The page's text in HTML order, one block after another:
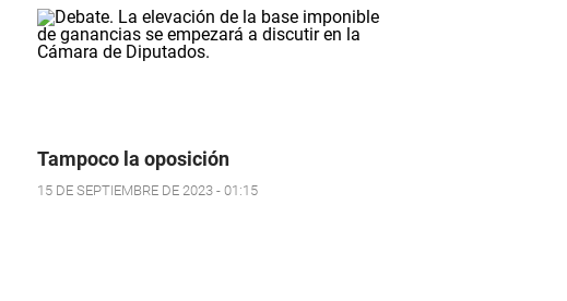
Tampoco la oposición
15 DE SEPTIEMBRE DE 2023 - 01:15